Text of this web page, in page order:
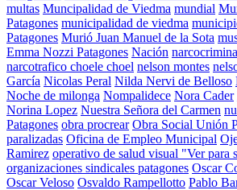
multas Muncipalidad de Viedma mundial
Patagones municipalidad de viedma
Patagones Murió Juan Manuel de la Sota
Emma Nozzi Patagones Nación
narcotrafico choele choel nelson montes
García Nicolas Peral Nilda Nervi de Belloso
Noche de milonga Nompalidece Nora Cader
Norina Lopez Nuestra Señora del Carmen
Patagones obra procrear Obra Social Unión
paralizadas Oficina de Empleo Municipal
Ramirez operativo de salud visual "Ver para
organizaciones sindicales patagones Oscar
Oscar Veloso Osvaldo Rampellotto Pablo